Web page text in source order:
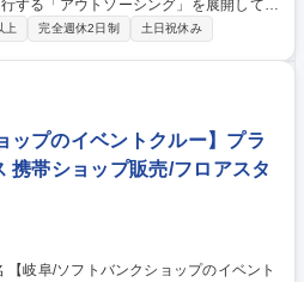
する「アウトソーシング」を展開してい
計算、年末調整、賞与計算、福利厚生事
い合わせ対応受電業務など。【プロジェ
ーとしてマネジメント対応いただきなが
実務を行っていただきます。1)チームの
バーの育成、労務管理、シフト作成4)顧
、業務改善の提案など 募集職種 L
事,給与計算,労務総務プロジェクトリー
上 完全週休2日制 土日祝休み
ップのイベントクルー】プラ
携帯ショップ販売/フロアスタ